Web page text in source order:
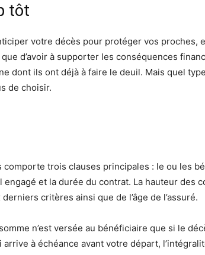
tôt
votre décès pour protéger vos proches,
d’avoir à supporter les conséquences
dont ils ont déjà à faire le deuil. Mais quel
de choisir.
comporte trois clauses principales : le ou les
engagé et la durée du contrat. La hauteur des
critères ainsi que de l’âge de l’assuré.
n’est versée au bénéficiaire que si le
à échéance avant votre départ,